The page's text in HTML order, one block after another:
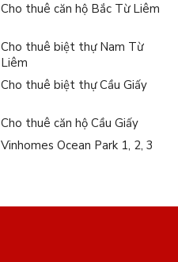
Cho thuê căn hộ Bắc Từ Liêm
Cho thuê biệt thự Nam Từ
Liêm
Cho thuê biệt thự Cầu Giấy
Cho thuê căn hộ Cầu Giấy
Vinhomes Ocean Park 1, 2, 3